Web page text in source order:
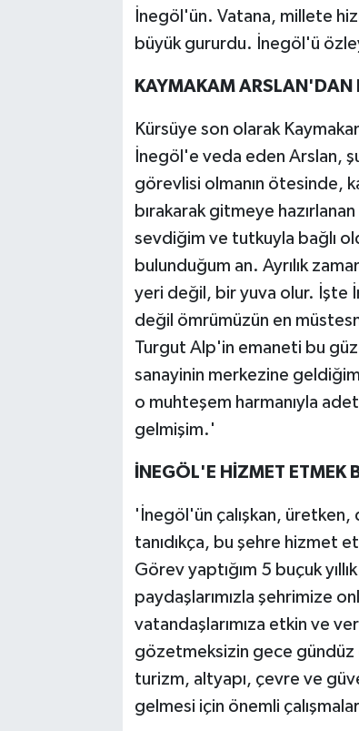
İnegöl'ün. Vatana, millete
büyük gururdu. İnegöl'ü
KAYMAKAM ARSLAN'DAN
Kürsüye son olarak
İnegöl'e veda eden Arslan,
görevlisi olmanın ötesinde,
bırakarak gitmeye
sevdiğim ve tutkuyla bağlı
bulunduğum an. Ayrılık
yeri değil, bir yuva olur. İşte
değil ömrümüzün en
Turgut Alp'in emaneti bu
sanayinin merkezine
o muhteşem harmanıyla
gelmişim.'
İNEGÖL'E HİZMET ETMEK
'İnegöl'ün çalışkan, üretken,
tanıdıkça, bu şehre hizmet
Görev yaptığım 5 buçuk
paydaşlarımızla şehrimize
vatandaşlarımıza etkin ve
gözetmeksizin gece gündüz
turizm, altyapı, çevre ve
gelmesi için önemli